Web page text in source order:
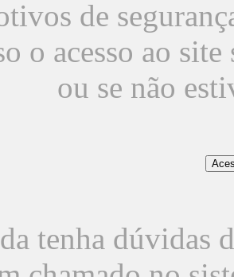
de
o acesso ao
ou se não
tenha dúvidas